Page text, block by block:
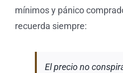
mínimos y pánico
recuerda siempre:
El precio no